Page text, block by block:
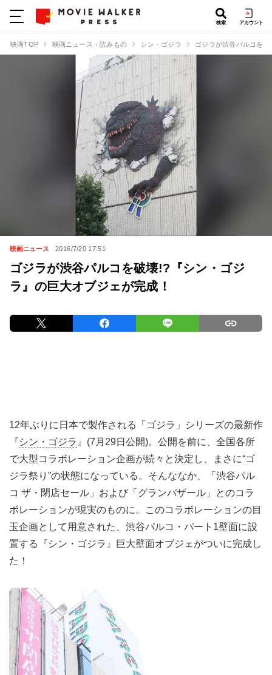
検索 アカウント
映画TOP 映画ニュース・読みもの シン・ゴジラ ゴジラが渋谷パルコを
映画ニュース 2016/7/20 17:51
ゴジラが渋谷パルコを破壊!?『シン・ゴジ
ラ』の巨大オブジェが完成！
12年ぶりに日本で製作される「ゴジラ」シリーズの最新作
『シン・ゴジラ 』(7月29日公開)。公開を前に、全国各所
で大型コラボレーション企画が続々と決定し、まさに“ゴ
ジラ祭り”の状態になっている。そんななか、「渋谷パル
コ ザ・閉店セール」および「グランバザール」とのコラ
ボレーションが現実のものに。このコラボレーションの目
玉企画として用意された、渋谷パルコ・パート1壁面に設
置する『シン・ゴジラ』巨大壁面オブジェがついに完成し
た！